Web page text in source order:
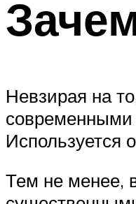
Невзирая на
современными
Используется
Тем не менее,